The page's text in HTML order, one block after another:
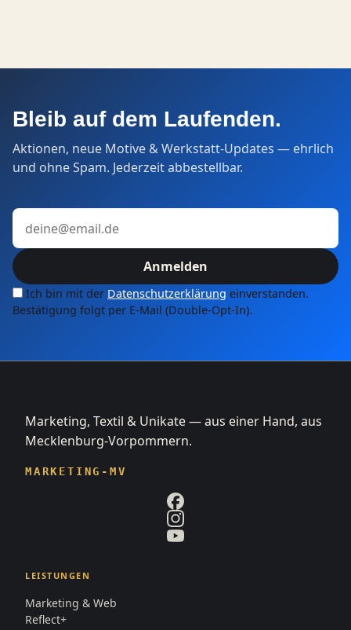
Bleib auf dem Laufenden.
Aktionen, neue Motive & Werkstatt-Updates — ehrlich
und ohne Spam. Jederzeit abbestellbar.
E-Mail-Adresse
Anmelden
Ich bin mit der Datenschutzerklärung einverstanden.
Bestätigung folgt per E-Mail (Double-Opt-In).
Marketing, Textil & Unikate — aus einer Hand, aus
Mecklenburg-Vorpommern.
MARKETING-MV
LEISTUNGEN
Marketing & Web
Reflect+